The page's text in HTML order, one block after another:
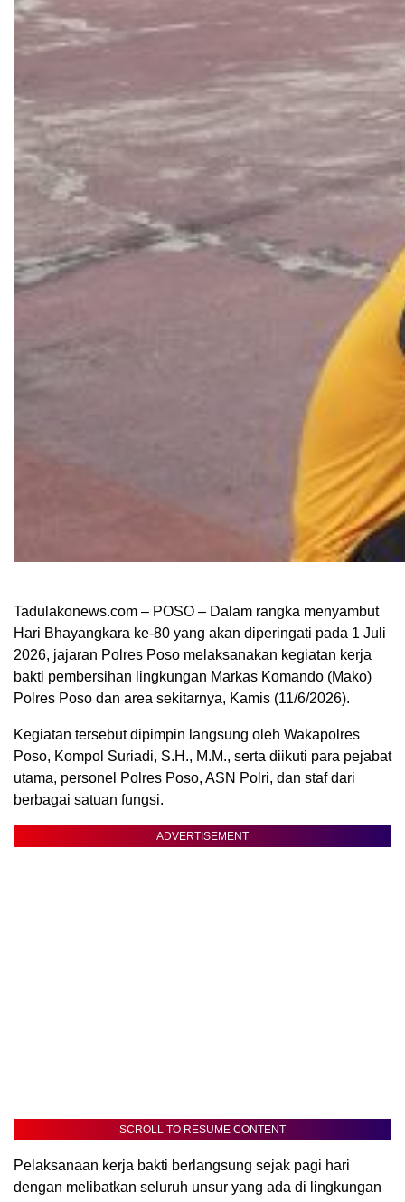
Tadulakonews.com – POSO – Dalam rangka menyambut
Hari Bhayangkara ke-80 yang akan diperingati pada 1 Juli
2026, jajaran Polres Poso melaksanakan kegiatan kerja
bakti pembersihan lingkungan Markas Komando (Mako)
Polres Poso dan area sekitarnya, Kamis (11/6/2026).
Kegiatan tersebut dipimpin langsung oleh Wakapolres
Poso, Kompol Suriadi, S.H., M.M., serta diikuti para pejabat
utama, personel Polres Poso, ASN Polri, dan staf dari
berbagai satuan fungsi.
ADVERTISEMENT
SCROLL TO RESUME CONTENT
Pelaksanaan kerja bakti berlangsung sejak pagi hari
dengan melibatkan seluruh unsur yang ada di lingkungan